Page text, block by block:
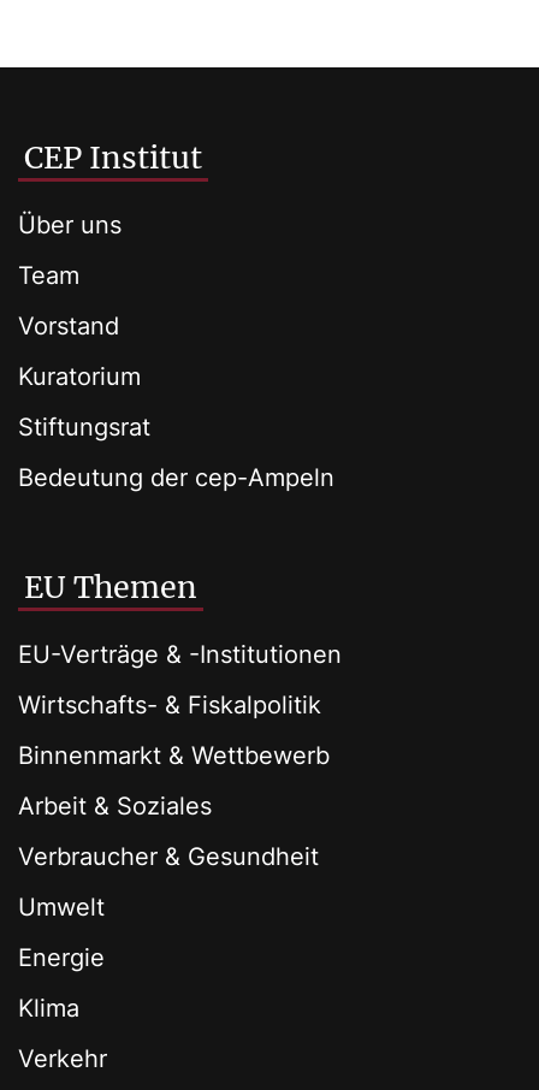
CEP Institut
Über uns
Team
Vorstand
Kuratorium
Stiftungsrat
Bedeutung der cep-Ampeln
EU Themen
EU-Verträge & -Institutionen
Wirtschafts- & Fiskalpolitik
Binnenmarkt & Wettbewerb
Arbeit & Soziales
Verbraucher & Gesundheit
Umwelt
Energie
Klima
Verkehr